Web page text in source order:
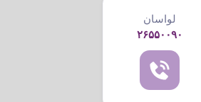
لواسان
۲۶۵۵۰۰۹۰